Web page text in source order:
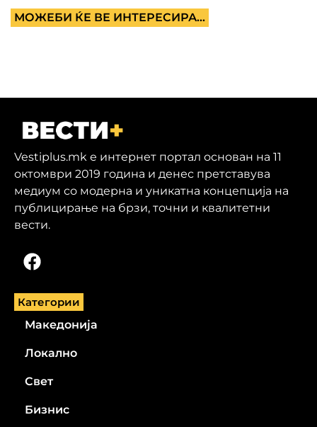
МОЖЕБИ ЌЕ ВЕ ИНТЕРЕСИРА...
Vestiplus.mk е интернет портал основан на 11
октомври 2019 година и денес претставува
медиум со модерна и уникатна концепција на
публицирање на брзи, точни и квалитетни
вести.
Категории
Македонија
Локално
Свет
Бизнис